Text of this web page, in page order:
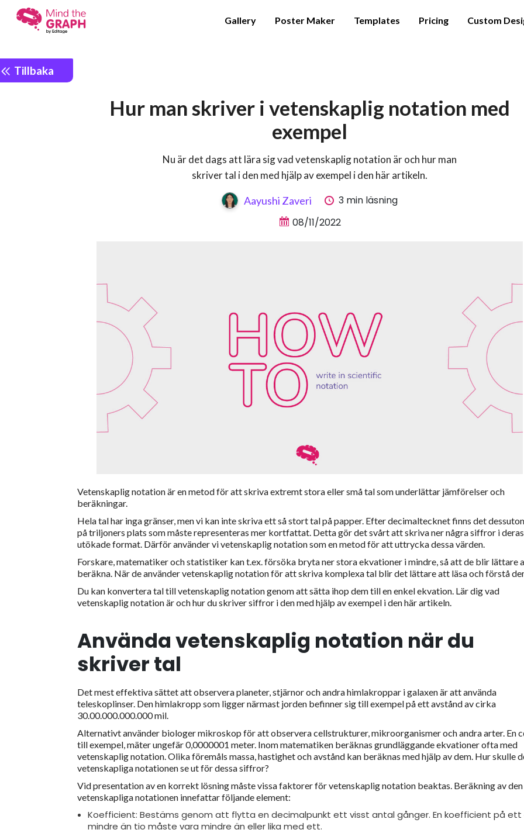
Gallery Poster Maker Templates Pricing Custom
Tillbaka
Hur man skriver i vetenskaplig notation med
exempel
Nu är det dags att lära sig vad vetenskaplig notation är och hur man
skriver tal i den med hjälp av exempel i den här artikeln.
Aayushi Zaveri
3 min läsning
08/11/2022
Vetenskaplig notation är en metod för att skriva extremt stora eller små tal som underlättar jämförelser och
beräkningar.
Hela tal har inga gränser, men vi kan inte skriva ett så stort tal på papper. Efter decimaltecknet finns det
på triljoners plats som måste representeras mer kortfattat. Detta gör det svårt att skriva ner några siffror i deras
utökade format. Därför använder vi vetenskaplig notation som en metod för att uttrycka dessa värden.
Forskare, matematiker och statistiker kan t.ex. försöka bryta ner stora ekvationer i mindre, så att de blir lättare
beräkna. När de använder vetenskaplig notation för att skriva komplexa tal blir det lättare att läsa och förstå
Du kan konvertera tal till vetenskaplig notation genom att sätta ihop dem till en enkel ekvation. Lär dig vad
vetenskaplig notation är och hur du skriver siffror i den med hjälp av exempel i den här artikeln.
Använda vetenskaplig notation när du
skriver tal
Det mest effektiva sättet att observera planeter, stjärnor och andra himlakroppar i galaxen är att använda
teleskoplinser. Den himlakropp som ligger närmast jorden befinner sig till exempel på ett avstånd av cirka
30.00.000.000.000 mil.
Alternativt använder biologer mikroskop för att observera cellstrukturer, mikroorganismer och andra arter. En
till exempel, mäter ungefär 0,0000001 meter. Inom matematiken beräknas grundläggande ekvationer ofta med
vetenskaplig notation. Olika föremåls massa, hastighet och avstånd kan beräknas med hjälp av dem. Hur skulle
vetenskapliga notationen se ut för dessa siffror?
Vid presentation av en korrekt lösning måste vissa faktorer för vetenskaplig notation beaktas. Beräkning av den
vetenskapliga notationen innefattar följande element:
Koefficient: Bestäms genom att flytta en decimalpunkt ett visst antal gånger. En koefficient på ett
mindre än tio måste vara mindre än eller lika med ett.